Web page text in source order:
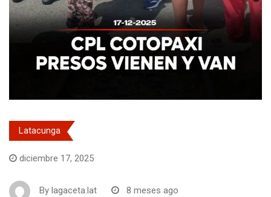
Latacunga
diciembre 17, 2025
By lagaceta.lat 8 meses ago